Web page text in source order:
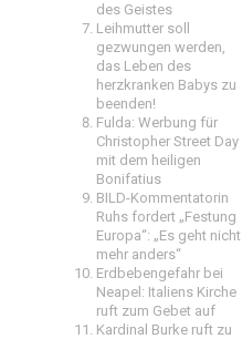
des Geistes
Leihmutter soll
gezwungen werden,
das Leben des
herzkranken Babys zu
beenden!
Fulda: Werbung für
Christopher Street Day
mit dem heiligen
Bonifatius
BILD-Kommentatorin
Ruhs fordert „Festung
Europa“: „Es geht nicht
mehr anders“
Erdbebengefahr bei
Neapel: Italiens Kirche
ruft zum Gebet auf
Kardinal Burke ruft zu